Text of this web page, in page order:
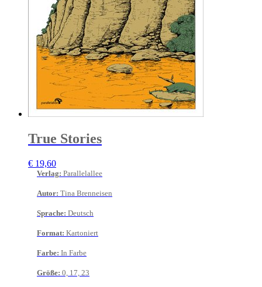
True Stories
€ 19,60
Verlag: Parallelallee
Autor: Tina Brenneisen
Sprache: Deutsch
Format: Kartoniert
Farbe: In Farbe
Größe: 0, 17, 23